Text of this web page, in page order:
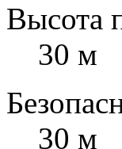
Высота
30 м
30 м